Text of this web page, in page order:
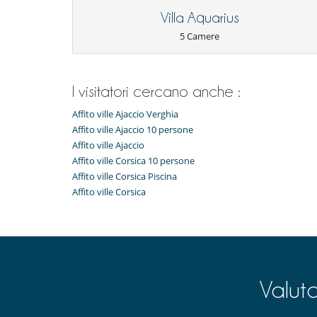
Rilevatore di fumo
Divertimenti ed attività sportive
Accesso internet (wifi)
Music speaker
Piscina con filtrazione a sale
Tivù
Elettrodomestici
Cucina americana
Villa Aquarius
5 Camere
I visitatori cercano anche :
Affito ville Ajaccio Verghia
Affito ville Ajaccio 10 persone
Affito ville Ajaccio
Affito ville Corsica 10 persone
Affito ville Corsica Piscina
Affito ville Corsica